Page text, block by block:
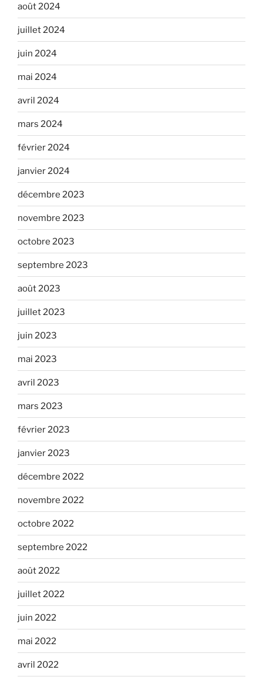
août 2024
juillet 2024
juin 2024
mai 2024
avril 2024
mars 2024
février 2024
janvier 2024
décembre 2023
novembre 2023
octobre 2023
septembre 2023
août 2023
juillet 2023
juin 2023
mai 2023
avril 2023
mars 2023
février 2023
janvier 2023
décembre 2022
novembre 2022
octobre 2022
septembre 2022
août 2022
juillet 2022
juin 2022
mai 2022
avril 2022